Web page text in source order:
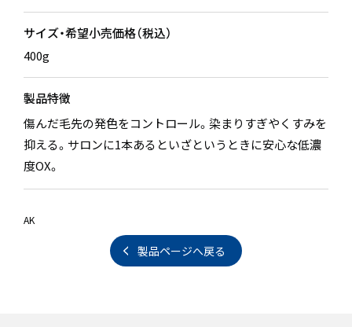
サイズ・希望小売価格（税込）
400g
製品特徴
傷んだ毛先の発色をコントロール。染まりすぎやくすみを
抑える。サロンに1本あるといざというときに安心な低濃
度OX。
AK
製品ページへ戻る